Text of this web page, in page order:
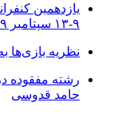
یازدهمین
۹-۱۳ سپتامبر ۲۰۱۹
نظریه بازی‌ها
رشته مفقوده
حامد قدوسی